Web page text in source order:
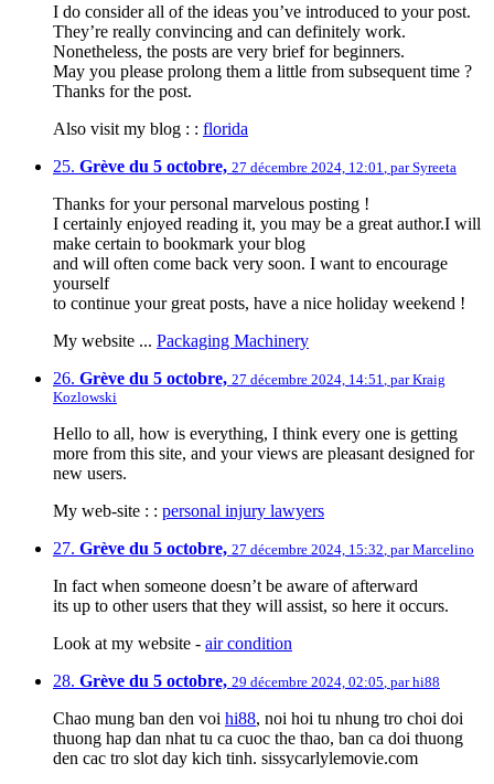
I do consider all of the ideas you’ve introduced to your post.
They’re really convincing and can definitely work.
Nonetheless, the posts are very brief for beginners.
May you please prolong them a little from subsequent time ?
Thanks for the post.
Also visit my blog : : florida
25. Grève du 5 octobre, 27 décembre 2024, 12:01 parSyreeta
Thanks for your personal marvelous posting !
I certainly enjoyed reading it, you may be a great author.I will
make certain to bookmark your blog
and will often come back very soon. I want to encourage
yourself
to continue your great posts, have a nice holiday weekend !
My website ... Packaging Machinery
26. Grève du 5 octobre, 27 décembre 2024, 14:51 parKraig
Kozlowski
Hello to all, how is everything, I think every one is getting
more from this site, and your views are pleasant designed for
new users.
My web-site : : personal injury lawyers
27. Grève du 5 octobre, 27 décembre 2024, 15:32 parMarcelino
In fact when someone doesn’t be aware of afterward
its up to other users that they will assist, so here it occurs.
Look at my website - air condition
28. Grève du 5 octobre, 29 décembre 2024, 02:05 parhi88
Chao mung ban den voi hi88, noi hoi tu nhung tro choi doi
thuong hap dan nhat tu ca cuoc the thao, ban ca doi thuong
den cac tro slot day kich tinh. sissycarlylemovie.com